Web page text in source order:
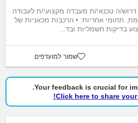
ה טכנאי/ת מעבדה מקצועי/ת לעבודה
תחומי אחריות: • הרכבות מכאניות של
בדיקות חשמליות ובד...
שמור למועדפים
Your feedback is crucial for
Click here to share